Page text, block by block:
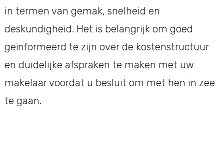
in termen van gemak, snelheid en
deskundigheid. Het is belangrijk om goed
geïnformeerd te zijn over de kostenstructuur
en duidelijke afspraken te maken met uw
makelaar voordat u besluit om met hen in zee
te gaan.